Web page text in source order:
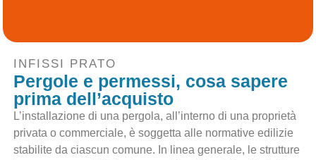
INFISSI PRATO
Pergole e permessi, cosa sapere
prima dell’acquisto
L’installazione di una pergola, all’interno di una proprietà
privata o commerciale, è soggetta alle normative edilizie
stabilite da ciascun comune. In linea generale, le strutture